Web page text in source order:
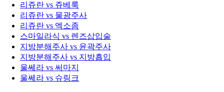
리쥬란 vs 쥬베룩
리쥬란 vs 물광주사
리쥬란 vs 엑소좀
스마일라식 vs 렌즈삽입술
지방분해주사 vs 윤곽주사
지방분해주사 vs 지방흡입
울쎄라 vs 써마지
울쎄라 vs 슈링크